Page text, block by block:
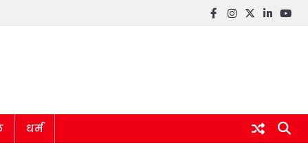
Facebook
instagram
twitter
linkedin
धर्म